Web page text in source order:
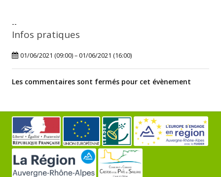
--
Infos pratiques
01/06/2021 (09:00) – 01/06/2021 (16:00)
Les commentaires sont fermés pour cet évènement